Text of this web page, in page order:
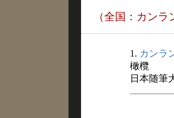
（全国：カンラ
1. カンラ
橄欖
日本随筆